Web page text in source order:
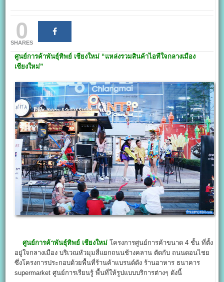
0
SHARES
ศูนย์การค้าพันธุ์ทิพย์ เชียงใหม่ “แหล่งรวมสินค้าไอทีใจกลางเมือง
เชียงใหม่”
ศูนย์การค้าพันธุ์ทิพย์ เชียงใหม่ โครงการศูนย์การค้าขนาด 4 ชั้น ที่ตั้ง
อยู่ใจกลางเมือง บริเวณหัวมุมสี่แยกถนนช้างคลาน ตัดกับ ถนนดอนไชย
ซึ่งโครงการประกอบด้วยพื้นที่ร้านค้าแบรนด์ดัง ร้านอาหาร ธนาคาร
supermarket ศูนย์การเรียนรู้ พื้นที่ให้รูปแบบบริการต่างๆ ดังนี้